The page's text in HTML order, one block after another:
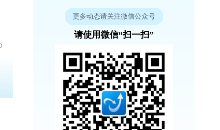
更多动态请关注微信公众号
请使用微信“扫一扫”